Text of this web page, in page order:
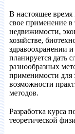
В настоящее
свое применение в
недвижимости,
хозяйстве,
здравоохранении
планируется дать
разнообразных
применимости для
возможности
методов.
Разработка курса
теоретической